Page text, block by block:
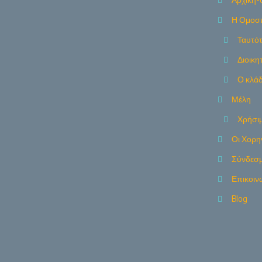
Η
Ο
Μέλη
Οι
Blog